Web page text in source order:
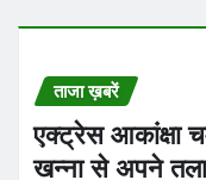
ताजा ख़बरें
एक्ट्रेस आकांक्षा
खन्ना से अपने